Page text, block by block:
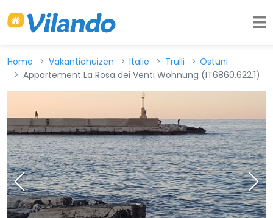
Home Vakantiehuizen Italië Trulli
Ostuni
Appartement La Rosa dei Venti Wohnung (IT6860.622.1)